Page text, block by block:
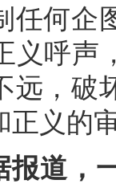
任何企
义呼声
远，破
正义的
报道，